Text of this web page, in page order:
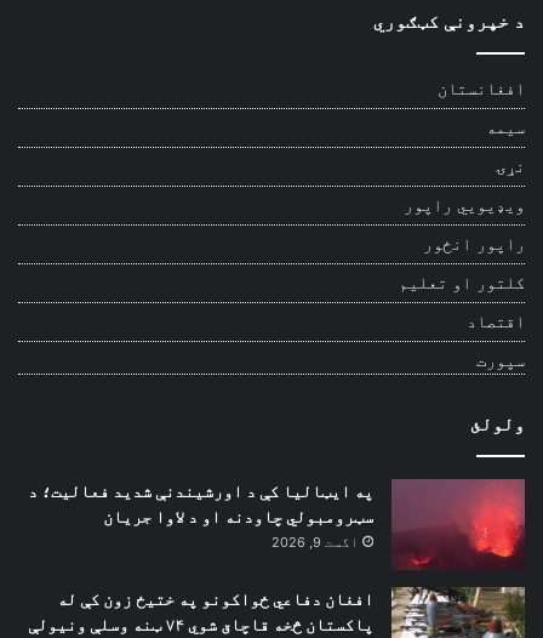
د خپرونې کټګوري
افغانستان
سیمه
نړۍ
ویډیويي راپور
راپور انځور
کلتور او تعلیم
اقتصاد
سپورت
ولولئ
په ایټالیا کې د اورشیندنې شدید فعالیت؛ د
سټرومبولي چاودنه او د لاوا جریان
اگست 9, 2026
افغان دفاعي ځواکونو په ختیځ زون کې له
پاکستان څخه قاچاق شوي ۷۴ ټنه وسلې ونیولې